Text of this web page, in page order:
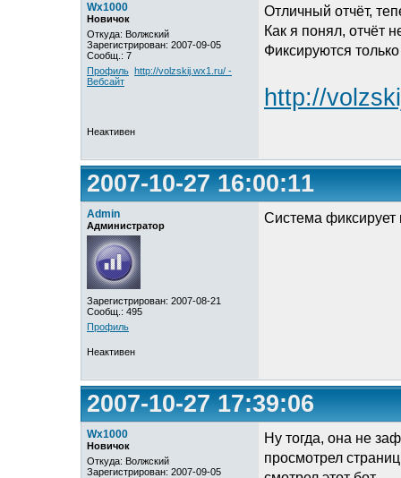
Wx1000
Новичок
Откуда: Волжский
Зарегистрирован: 2007-09-05
Сообщ.: 7
Профиль http://volzskij.wx1.ru/ -
Вебсайт
Отличный отчёт,
Как я понял, отчёт
Фиксируются
http://
Неактивен
2007-10-27 16:00:11
Admin
Администратор
Зарегистрирован: 2007-08-21
Сообщ.: 495
Профиль
Система фиксирует
Неактивен
2007-10-27 17:39:06
Wx1000
Новичок
Откуда: Волжский
Зарегистрирован: 2007-09-05
Ну тогда, она не
просмотрел